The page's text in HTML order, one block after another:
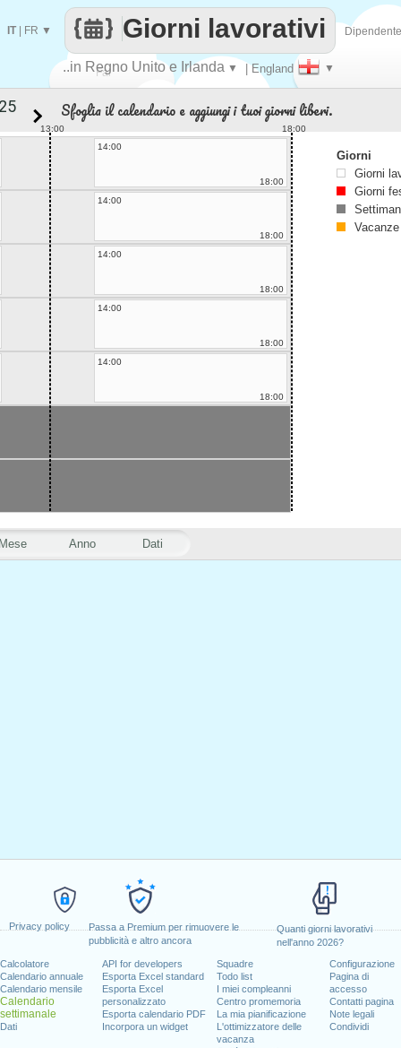
Privacy policy
Passa a Premium per rimuovere le
pubblicità e altro ancora
Quanti giorni lavorativi
nell'anno 2026?
Calcolatore
Calendario annuale
Calendario mensile
Calendario
settimanale
Dati
API for developers
Esporta Excel standard
Esporta Excel
personalizzato
Esporta calendario PDF
Incorpora un widget
Squadre
Todo list
I miei compleanni
Centro promemoria
La mia pianificazione
L'ottimizzatore delle
vacanza
Configurazione
Pagina di
accesso
Contatti pagina
Note legali
Condividi
Fai
..in Regno Unito e Irlanda ▼ | England ▼
Giorni lavorativi
IT| FR ▼
Anno Dati
Sfoglia il calendario e aggiungi i tuoi giorni liberi.
13:00
18:00
14:00
18:00
14:00
18:00
14:00
18:00
14:00
18:00
14:00
18:00
Giorni
Giorni
Giorni
Vacanze